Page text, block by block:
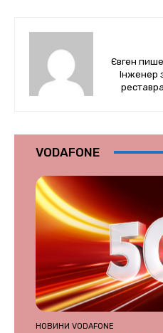
Євген пише
Інженер
VODAFONE
НОВИНИ VODAFONE